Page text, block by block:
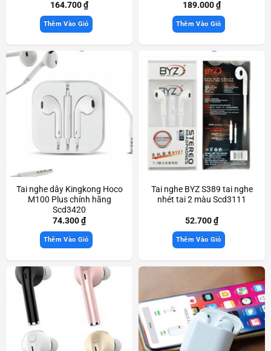
164.700₫
Thêm Vào Giỏ
189.000₫
Thêm Vào Giỏ
Tai nghe dây Kingkong Hoco
M100 Plus chính hãng
Scd3420
74.300₫
Thêm Vào Giỏ
Tai nghe BYZ S389 tai nghe
nhét tai 2 màu Scd3111
52.700₫
Thêm Vào Giỏ